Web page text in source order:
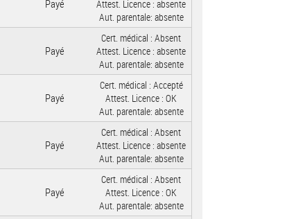
Payé
Attest. Licence : absente
Aut. parentale: absente
Payé
Cert. médical : Absent
Attest. Licence : absente
Aut. parentale: absente
Payé
Cert. médical : Accepté
Attest. Licence : OK
Aut. parentale: absente
Payé
Cert. médical : Absent
Attest. Licence : absente
Aut. parentale: absente
Payé
Cert. médical : Absent
Attest. Licence : OK
Aut. parentale: absente